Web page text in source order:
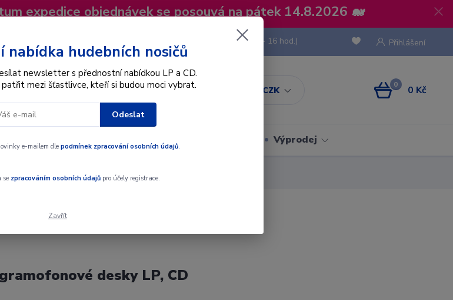
expedice objednávek se posouvá na pátek 14.8.2026 🐋
CZK
Přihlášení
Hledat
(Po-Pá, 8 - 16 hod.)
0 0 Kč
Dárkové poukazy Výprodej
desky LP, CD
nabídka hudebních nosičů
newsletter s přednostní nabídkou LP a CD.
mezi šťastlivce, kteří si budou moci vybrat.
Odeslat
e-mailem dlepodmínek zpracování osobních údajů.
se zpracováním osobních údajůpro účely registrace.
Zavřít